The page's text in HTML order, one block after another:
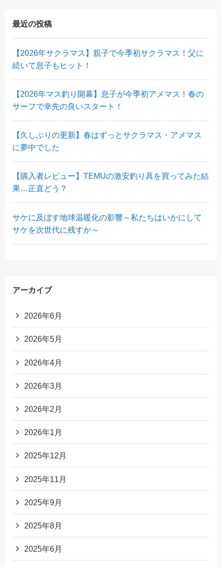
最近の投稿
【2026年サクラマス】親子で今季初サクラマス！父に
続いて息子もヒット！
【2026年マス釣り開幕】息子が今季初アメマス！春の
サーフで幸先の良いスタート！
【久しぶりの更新】春はずっとサクラマス・アメマス
に夢中でした
【購入者レビュー】TEMUの激安釣り具を買ってみた結
果…正直どう？
サケに及ぼす地球温暖化の影響～私たちはいかにして
サケを次世代に残すか～
アーカイブ
2026年6月
2026年5月
2026年4月
2026年3月
2026年2月
2026年1月
2025年12月
2025年11月
2025年9月
2025年8月
2025年6月